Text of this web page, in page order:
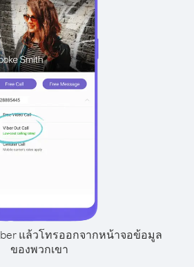
แล้วโทรออกจากหน้าจอข้อมูล
ของพวกเขา